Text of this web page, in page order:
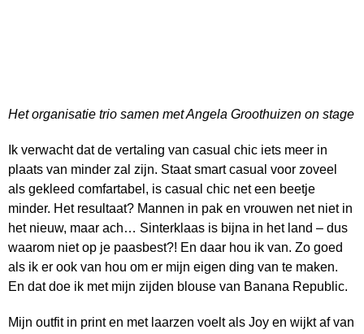
Het organisatie trio samen met Angela Groothuizen on stage
Ik verwacht dat de vertaling van casual chic iets meer in
plaats van minder zal zijn. Staat smart casual voor zoveel
als gekleed comfartabel, is casual chic net een beetje
minder. Het resultaat? Mannen in pak en vrouwen net niet in
het nieuw, maar ach… Sinterklaas is bijna in het land – dus
waarom niet op je paasbest?! En daar hou ik van. Zo goed
als ik er ook van hou om er mijn eigen ding van te maken.
En dat doe ik met mijn zijden blouse van Banana Republic.
Mijn outfit in print en met laarzen voelt als Joy en wijkt af van